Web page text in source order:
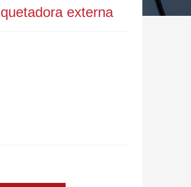
externa